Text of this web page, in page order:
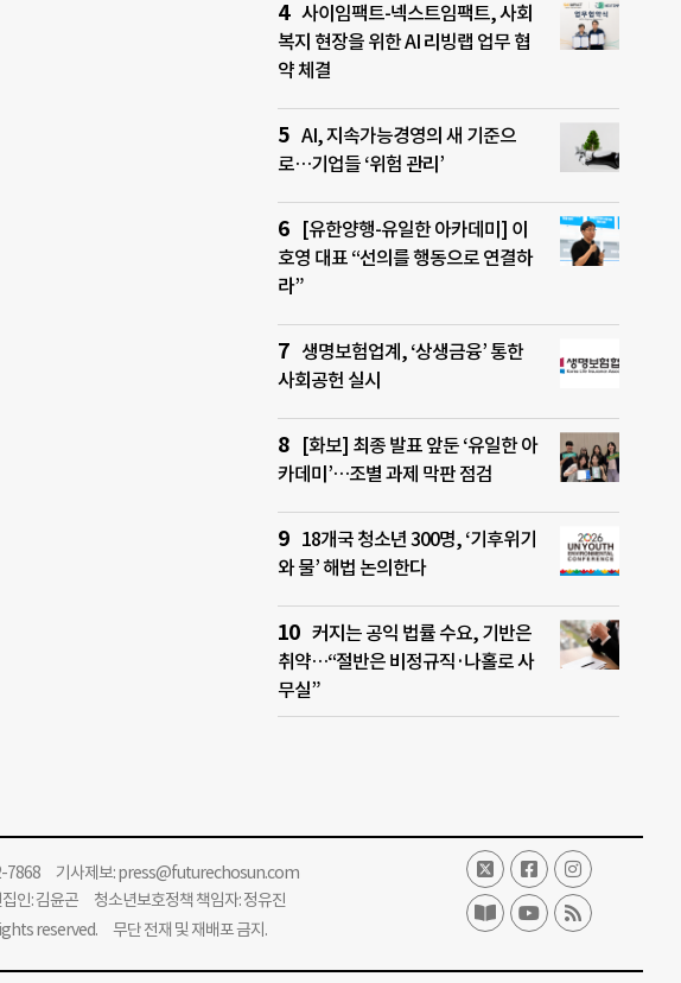
사이임팩트-넥스트임팩트, 사회
복지 현장을 위한 AI 리빙랩 업무 협
약 체결
AI, 지속가능경영의 새 기준으
로…기업들 ‘위험 관리’
[유한양행-유일한 아카데미] 이
호영 대표 “선의를 행동으로 연결하
라”
생명보험업계, ‘상생금융’ 통한
사회공헌 실시
[화보] 최종 발표 앞둔 ‘유일한 아
카데미’…조별 과제 막판 점검
18개국 청소년 300명, ‘기후위기
와 물’ 해법 논의한다
커지는 공익 법률 수요, 기반은
취약…“절반은 비정규직·나홀로 사
무실”
7868 기사제보:press@futurechosun.com
인: 김윤곤 청소년보호정책 책임자: 정유진
reserved. 무단 전재 및 재배포 금지.